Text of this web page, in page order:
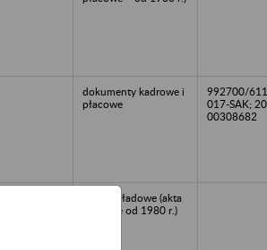
dokumenty kadrowe i
płacowe
992700/
017-SAK;
00308682
Akta zakładowe (akta
płacowe od 1980 r.)